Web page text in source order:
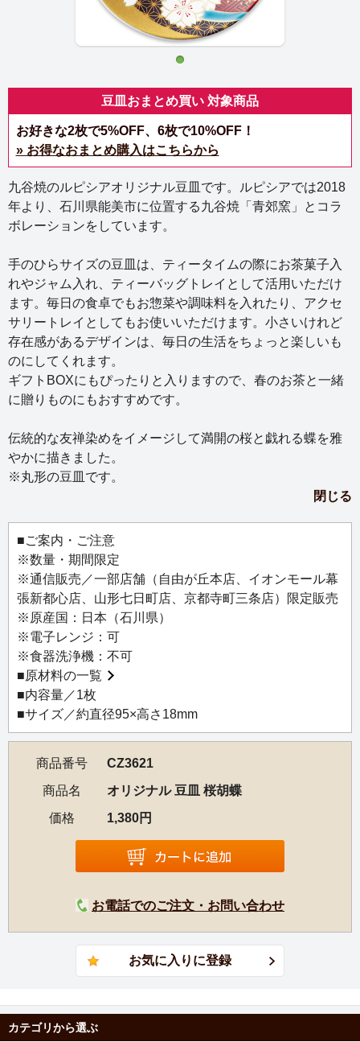
豆皿おまとめ買い 対象商品
お好きな2枚で5%OFF、6枚で10%OFF！
» お得なおまとめ購入はこちらから
九谷焼のルピシアオリジナル豆皿です。ルピシアでは2018
年より、石川県能美市に位置する九谷焼「青郊窯」とコラ
ボレーションをしています。
手のひらサイズの豆皿は、ティータイムの際にお茶菓子入
れやジャム入れ、ティーバッグトレイとして活用いただけ
ます。毎日の食卓でもお惣菜や調味料を入れたり、アクセ
サリートレイとしてもお使いいただけます。小さいけれど
存在感があるデザインは、毎日の生活をちょっと楽しいも
のにしてくれます。
ギフトBOXにもぴったりと入りますので、春のお茶と一緒
に贈りものにもおすすめです。
伝統的な友禅染めをイメージして満開の桜と戯れる蝶を雅
やかに描きました。
※丸形の豆皿です。
閉じる
■ご案内・ご注意
※数量・期間限定
※通信販売／一部店舗（自由が丘本店、イオンモール幕
張新都心店、山形七日町店、京都寺町三条店）限定販売
※原産国：日本（石川県）
※電子レンジ：可
※食器洗浄機：不可
■原材料の一覧
■内容量／1枚
■サイズ／約直径95×高さ18mm
商品番号
CZ3621
商品名
オリジナル 豆皿 桜胡蝶
価格
1,380円
お電話でのご注文・お問い合わせ
カテゴリから選ぶ